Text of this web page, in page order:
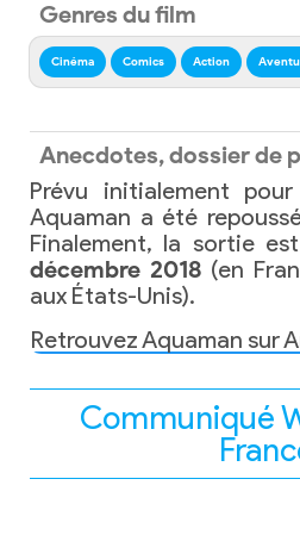
Genres du film
Cinéma Comics Action
Anecdotes, dossier de
Prévu initialement
Aquaman a été
Finalement, la sortie
décembre 2018 (en
aux États-Unis).
Retrouvez Aquaman sur
Communiqué